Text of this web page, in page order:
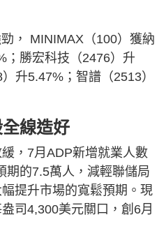
， MINIMAX（100）獲納
；勝宏科技（2476）升
升5.47%；智譜（2513）
線造好
，7月ADP新增就業人數
期的7.5萬人，減輕聯儲局
提升市場的寬鬆預期。現
司4,300美元關口，創6月